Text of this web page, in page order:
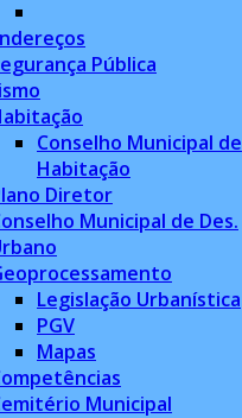
Pública
Conselho Municipal de
Habitação
Diretor
Municipal de Des.
Legislação Urbanística
PGV
Mapas
Municipal